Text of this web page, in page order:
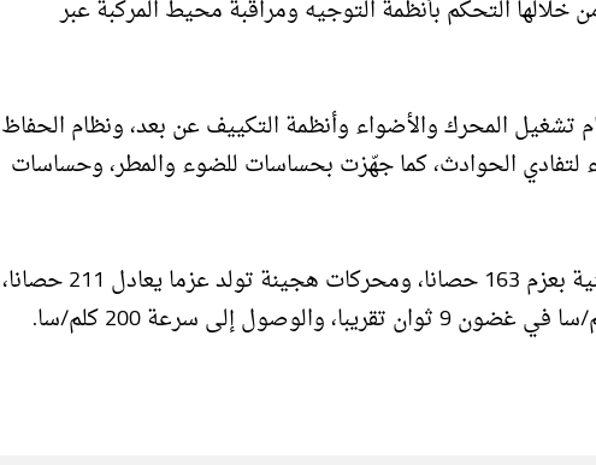
التحكم بأنظمة التوجيه ومراقبة محيط المركبة عبر
المحرك والأضواء وأنظمة التكييف عن بعد، ونظام الحفاظ
لتفادي الحوادث، كما جهّزت بحساسات للضوء والمطر، وحساسات
وستحصل نسخ هذه المركبة على محركات بنزين توربينية بعزم 163 حصانا، ومحركات هجينة تولد عزما يعادل 211 حصانا،